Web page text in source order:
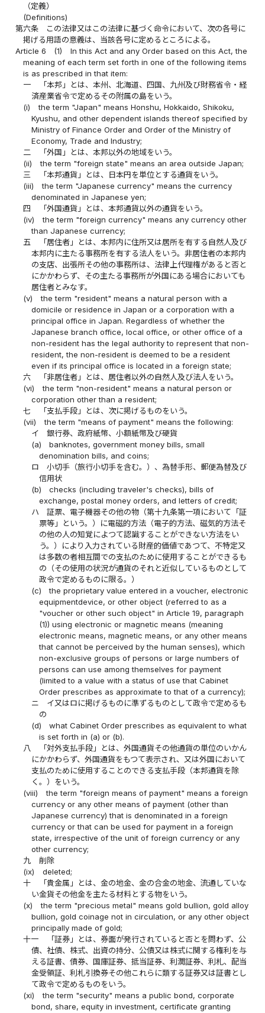
（定義）
(Definitions)
第六条
この法律又はこの法律に基づく命令において、次の各号に
掲げる用語の意義は、当該各号に定めるところによる。
Article 6
(1)
In this Act and any Order based on this Act, the
meaning of each term set forth in one of the following items
is as prescribed in that item:
一
「本邦」とは、本州、北海道、四国、九州及び財務省令・経
済産業省令で定めるその附属の島をいう。
(i)
the term "Japan" means Honshu, Hokkaido, Shikoku,
Kyushu, and other dependent islands thereof specified by
Ministry of Finance Order and Order of the Ministry of
Economy, Trade and Industry;
二
「外国」とは、本邦以外の地域をいう。
(ii)
the term "foreign state" means an area outside Japan;
三
「本邦通貨」とは、日本円を単位とする通貨をいう。
(iii)
the term "Japanese currency" means the currency
denominated in Japanese yen;
四
「外国通貨」とは、本邦通貨以外の通貨をいう。
(iv)
the term "foreign currency" means any currency other
than Japanese currency;
五
「居住者」とは、本邦内に住所又は居所を有する自然人及び
本邦内に主たる事務所を有する法人をいう。非居住者の本邦内
の支店、出張所その他の事務所は、法律上代理権があると否と
にかかわらず、その主たる事務所が外国にある場合においても
居住者とみなす。
(v)
the term "resident" means a natural person with a
domicile or residence in Japan or a corporation with a
principal office in Japan. Regardless of whether the
Japanese branch office, local office, or other office of a
non-resident has the legal authority to represent that non-
resident, the non-resident is deemed to be a resident
even if its principal office is located in a foreign state;
六
「非居住者」とは、居住者以外の自然人及び法人をいう。
(vi)
the term "non-resident" means a natural person or
corporation other than a resident;
七
「支払手段」とは、次に掲げるものをいう。
(vii)
the term "means of payment" means the following:
イ
銀行券、政府紙幣、小額紙幣及び硬貨
(a)
banknotes, government money bills, small
denomination bills, and coins;
ロ
小切手（旅行小切手を含む。）、為替手形、郵便為替及び
信用状
(b)
checks (including traveler's checks), bills of
exchange, postal money orders, and letters of credit;
ハ
証票、電子機器その他の物（第十九条第一項において「証
票等」という。）に電磁的方法（電子的方法、磁気的方法そ
の他の人の知覚によつて認識することができない方法をい
う。）により入力されている財産的価値であつて、不特定又
は多数の者相互間での支払のために使用することができるも
の（その使用の状況が通貨のそれと近似しているものとして
政令で定めるものに限る。）
(c)
the proprietary value entered in a voucher, electronic
equipmentdevice, or other object (referred to as a
"voucher or other such object" in Article 19, paragraph
(1)) using electronic or magnetic means (meaning
electronic means, magnetic means, or any other means
that cannot be perceived by the human senses), which
non-exclusive groups of persons or large numbers of
persons can use among themselves for payment
(limited to a value with a status of use that Cabinet
Order prescribes as approximate to that of a currency);
ニ
イ又はロに掲げるものに準ずるものとして政令で定めるも
の
(d)
what Cabinet Order prescribes as equivalent to what
is set forth in (a) or (b).
八
「対外支払手段」とは、外国通貨その他通貨の単位のいかん
にかかわらず、外国通貨をもつて表示され、又は外国において
支払のために使用することのできる支払手段（本邦通貨を除
く。）をいう。
(viii)
the term "foreign means of payment" means a foreign
currency or any other means of payment (other than
Japanese currency) that is denominated in a foreign
currency or that can be used for payment in a foreign
state, irrespective of the unit of foreign currency or any
other currency;
九
削除
(ix)
deleted;
十
「貴金属」とは、金の地金、金の合金の地金、流通していな
い金貨その他金を主たる材料とする物をいう。
(x)
the term "precious metal" means gold bullion, gold alloy
bullion, gold coinage not in circulation, or any other object
principally made of gold;
十一
「証券」とは、券面が発行されていると否とを問わず、公
債、社債、株式、出資の持分、公債又は株式に関する権利を与
える証書、債券、国庫証券、抵当証券、利潤証券、利札、配当
金受領証、利札引換券その他これらに類する証券又は証書とし
て政令で定めるものをいう。
(xi)
the term "security" means a public bond, corporate
bond, share, equity in investment, certificate granting